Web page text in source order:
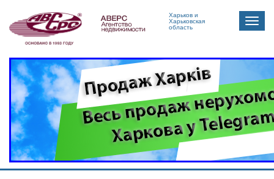
Харьков и
Харьковская
область
Toggle